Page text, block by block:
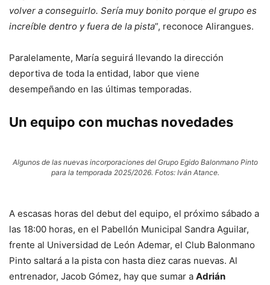
volver a conseguirlo. Sería muy bonito porque el grupo es
increíble dentro y fuera de la pista”, reconoce Alirangues.
Paralelamente, María seguirá llevando la dirección
deportiva de toda la entidad, labor que viene
desempeñando en las últimas temporadas.
Un equipo con muchas novedades
Algunos de las nuevas incorporaciones del Grupo Egido Balonmano Pinto
para la temporada 2025/2026. Fotos: Iván Atance.
A escasas horas del debut del equipo, el próximo sábado a
las 18:00 horas, en el Pabellón Municipal Sandra Aguilar,
frente al Universidad de León Ademar, el Club Balonmano
Pinto saltará a la pista con hasta diez caras nuevas. Al
entrenador, Jacob Gómez, hay que sumar a Adrián